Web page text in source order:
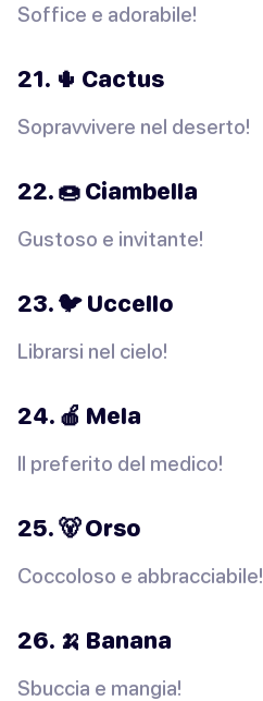
Soffice e adorabile!
21. 🌵 Cactus
Sopravvivere nel deserto!
22. 🍩 Ciambella
Gustoso e invitante!
23. 🐦 Uccello
Librarsi nel cielo!
24. 🍎 Mela
Il preferito del medico!
25. 🐻 Orso
Coccoloso e abbracciabile!
26. 🍌 Banana
Sbuccia e mangia!